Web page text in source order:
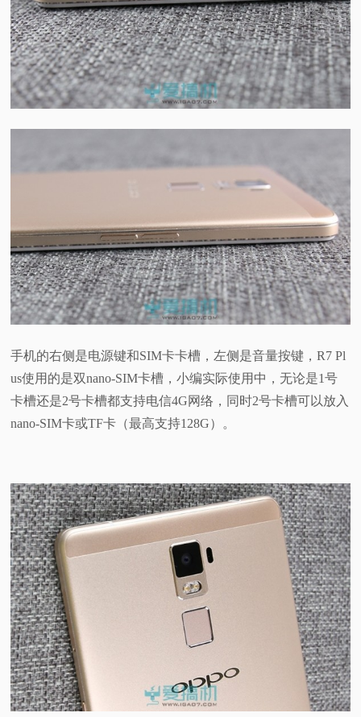
手机的右侧是电源键和SIM卡卡槽，左侧是音量按键，R7 Pl
us使用的是双nano-SIM卡槽，小编实际使用中，无论是1号
卡槽还是2号卡槽都支持电信4G网络，同时2号卡槽可以放入
nano-SIM卡或TF卡（最高支持128G）。